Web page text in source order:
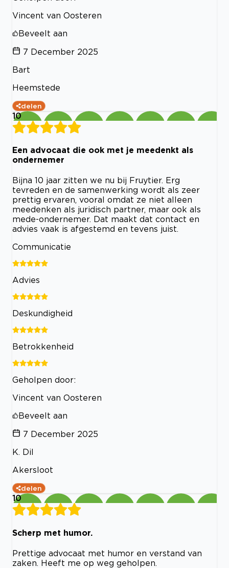
Vincent van Oosteren
Beveelt aan
7 December 2025
Bart
Heemstede
delen
10
Een advocaat die ook met je meedenkt als
ondernemer
Bijna 10 jaar zitten we nu bij Fruytier. Erg
tevreden en de samenwerking wordt als zeer
prettig ervaren, vooral omdat ze niet alleen
meedenken als juridisch partner, maar ook als
mede-ondernemer. Dat maakt dat contact en
advies vaak is afgestemd en tevens juist.
Communicatie
Advies
Deskundigheid
Betrokkenheid
Geholpen door:
Vincent van Oosteren
Beveelt aan
7 December 2025
K. Dil
Akersloot
delen
10
Scherp met humor.
Prettige advocaat met humor en verstand van
zaken. Heeft me op weg geholpen.